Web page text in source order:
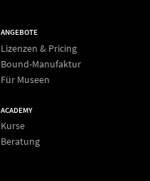
ANGEBOTE
Lizenzen & Pricing
Bound-Manufaktur
Für Museen
ACADEMY
Kurse
Beratung